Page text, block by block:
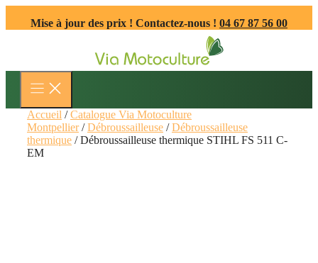
Mise à jour des prix ! Contactez-nous ! 04 67 87 56 00
Accueil /Catalogue Via Motoculture
Montpellier/Débroussailleuse /Débroussailleuse
thermique / Débroussailleuse thermique STIHL FS 511 C-
EM